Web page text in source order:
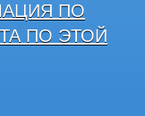
ПО
ПО ЭТОЙ